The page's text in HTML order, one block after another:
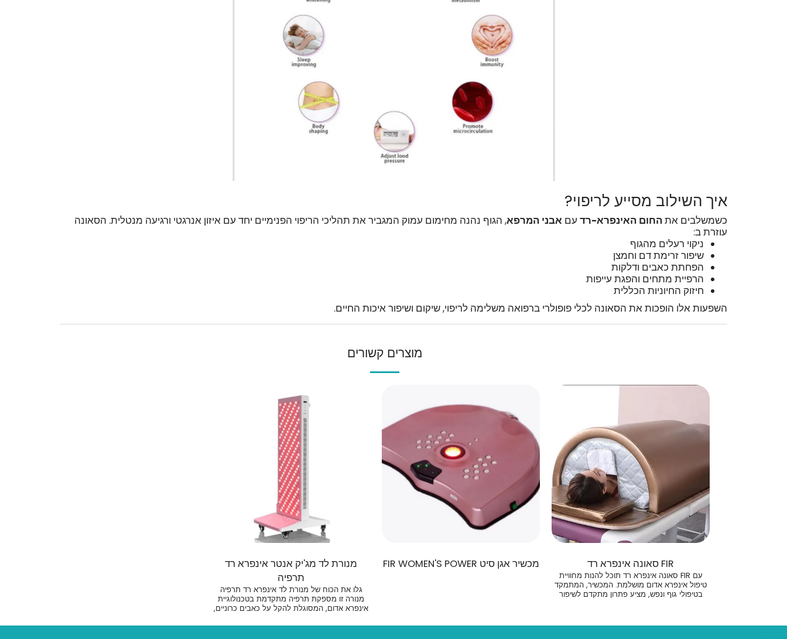
איך השילוב מסייע לריפוי?
כשמשלבים אתהחום האינפרא-רד עם אבני המרפא, הגוף נהנה מחימום עמוק המגביר את תהליכי הריפוי הפנימיים יחד עם איזון אנרגטי ורגיעה מנטלית. הסאונה
עוזרת ב:
ניקוי רעלים מהגוף
שיפור זרימת דם וחמצן
הפחתת כאבים ודלקות
הרפיית מתחים והפגת עייפות
חיזוק החיוניות הכללית
השפעות אלו הופכות את הסאונה לכלי פופולרי ברפואה משלימה לריפוי, שיקום ושיפור איכות החיים.
מוצרים קשורים
FIR סאונה אינפרא רד
עם FIR סאונה אינפרא רד תוכל להנות מחוויית
טיפול אינפרא אדום מושלמת. המכשיר, המתמקד
בטיפולי גוף ונפש, מציע פתרון מתקדם לשיפור
מכשיר אגן סיט FIR WOMEN'S POWER
מנורת לד מג'יק אנטר אינפרא רד
תרפיה
גלו את הכוח של מנורת לד אינפרא רד תרפיה
מנורה זו מספקת תרפיה מתקדמת בטכנולוגיית
אינפרא אדום, המסוגלת להקל על כאבים כרוניים,
ניתן לרכוש מנורות אינפרא רד בגדלים שונים, אם